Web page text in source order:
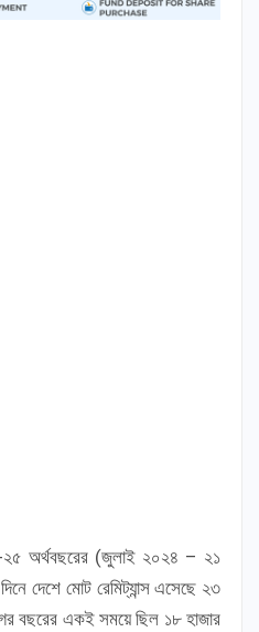
২৫ অর্থবছরের (জুলাই ২০২৪ – ২১
দেশে মোট রেমিট্যান্স এসেছে ২৩
বছরের একই সময়ে ছিল ১৮ হাজার